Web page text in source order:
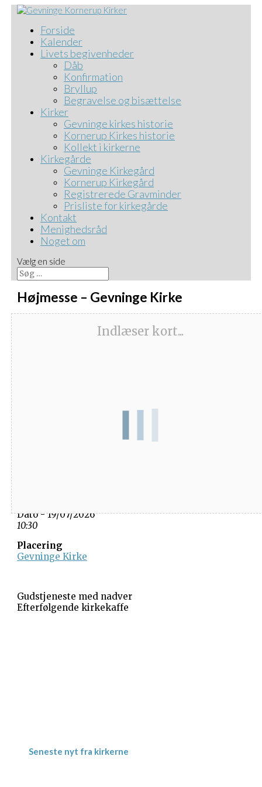
Forside
Kalender
Livets begivenheder
Dåb
Konfirmation
Bryllup
Begravelse og bisættelse
Kirker
Gevninge kirkes historie
Kornerup Kirkes historie
Kollekt i kirkerne
Kirkegårde
Gevninge Kirkegård
Kornerup Kirkegård
Registrerede Gravminder
Prisliste for kirkegårde
Kontakt
Menighedsråd
Noget om
Vælg en side
Højmesse – Gevninge Kirke
Indlæser kort...
Dato - 19/07/2026
10:30
Placering
Gevninge Kirke
Gudstjeneste med nadver
Efterfølgende kirkekaffe
Seneste nyt fra kirkerne